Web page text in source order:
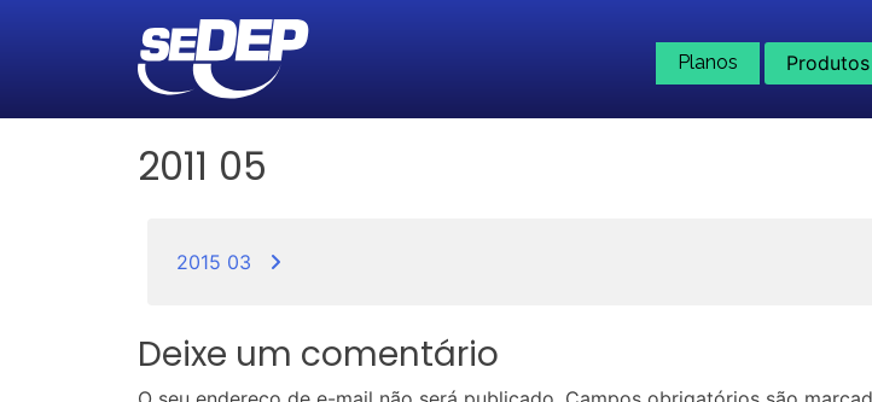
Planos Produtos
2011 05
Navegação
de
Post
2015 03
Deixe um comentário